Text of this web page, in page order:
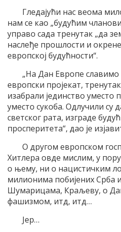
Гледајући нас веома
нам се као „будућим
управо сада тренутак „да
наслеђе прошлости и окрене
европској будућности“.
„На Дан Европе славимо
европски пројекат,
изабрали јединство уместо
уместо сукоба. Одлучили су
светског рата, изграде
просперитета“, дао је
О другом европском
Хитлера овде мислим, у
о њему, ни о нацистичким
милионима побијених Срба
Шумарицама, Краљеву, о
фашизмом, итд, итд…
Јер…